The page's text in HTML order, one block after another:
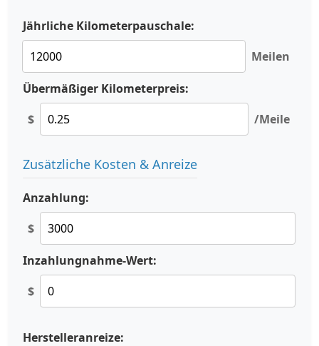
Jährliche Kilometerpauschale:
Meilen
Übermäßiger Kilometerpreis:
$
/Meile
Zusätzliche Kosten & Anreize
Anzahlung:
$
Inzahlungnahme-Wert:
$
Herstelleranreize: